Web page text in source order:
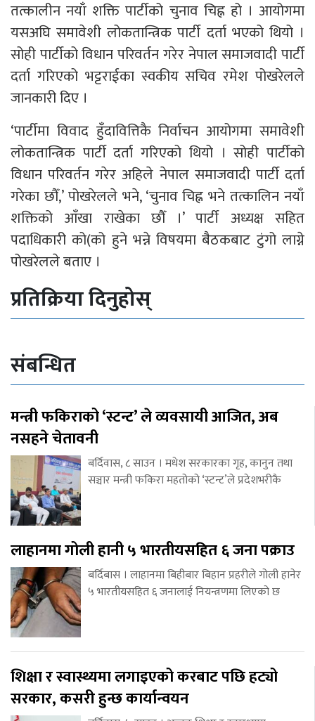
तत्कालीन नयाँ शक्ति पार्टीको चुनाव चिह्न हो । आयोगमा
यसअघि समावेशी लोकतान्त्रिक पार्टी दर्ता भएको थियो ।
सोही पार्टीको विधान परिवर्तन गरेर नेपाल समाजवादी पार्टी
दर्ता गरिएको भट्टराईका स्वकीय सचिव रमेश पोखरेलले
जानकारी दिए ।
‘पार्टीमा विवाद हुँदावित्तिकै निर्वाचन आयोगमा समावेशी
लोकतान्त्रिक पार्टी दर्ता गरिएको थियो । सोही पार्टीको
विधान परिवर्तन गरेर अहिले नेपाल समाजवादी पार्टी दर्ता
गरेका छौँ,’ पोखरेलले भने, ‘चुनाव चिह्न भने तत्कालिन नयाँ
शक्तिको आँखा राखेका छौँ ।’ पार्टी अध्यक्ष सहित
पदाधिकारी को(को हुने भन्ने विषयमा बैठकबाट टुंगो लाग्ने
पोखरेलले बताए ।
प्रतिक्रिया दिनुहोस्
संबन्धित
मन्त्री फकिराको ‘स्टन्ट’ ले व्यवसायी आजित, अब
नसहने चेतावनी
बर्दिवास, ८ साउन । मधेश सरकारका गृह, कानुन तथा
सञ्चार मन्त्री फकिरा महतोको ‘स्टन्ट’ले प्रदेशभरीकै
लाहानमा गोली हानी ५ भारतीयसहित ६ जना पक्राउ
बर्दिबास । लाहानमा बिहीबार बिहान प्रहरीले गोली हानेर
५ भारतीयसहित ६ जनालाई नियन्त्रणमा लिएको छ
शिक्षा र स्वास्थ्यमा लगाइएको करबाट पछि हट्यो
सरकार, कसरी हुन्छ कार्यान्वयन